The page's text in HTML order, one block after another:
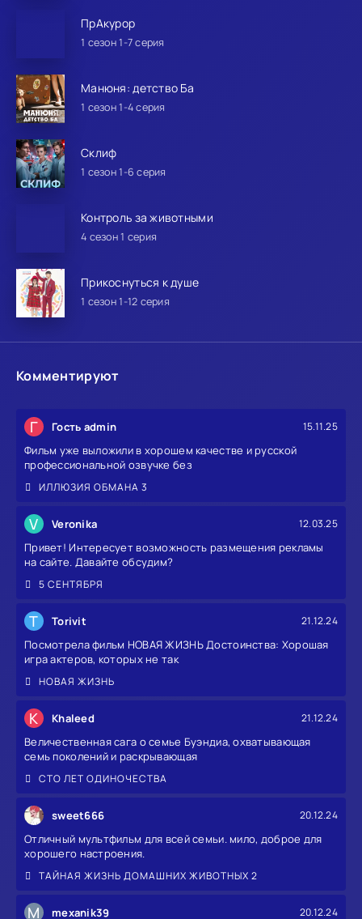
ПрАкурор
1 сезон 1-7 серия
Манюня: детство Ба
1 сезон 1-4 серия
Склиф
1 сезон 1-6 серия
Контроль за животными
4 сезон 1 серия
Прикоснуться к душе
1 сезон 1-12 серия
Комментируют
Г Гость admin 15.11.25
Фильм уже выложили в хорошем качестве и русской
профессиональной озвучке без
ИЛЛЮЗИЯ ОБМАНА 3
V Veronika 12.03.25
Привет! Интересует возможность размещения рекламы
на сайте. Давайте обсудим?
5 СЕНТЯБРЯ
T Torivit 21.12.24
Посмотрела фильм НОВАЯ ЖИЗНЬ Достоинства: Хорошая
игра актеров, которых не так
НОВАЯ ЖИЗНЬ
K Khaleed 21.12.24
Величественная сага о семье Буэндиа, охватывающая
семь поколений и раскрывающая
СТО ЛЕТ ОДИНОЧЕСТВА
sweet666 20.12.24
Отличный мультфильм для всей семьи. мило, доброе для
хорошего настроения.
ТАЙНАЯ ЖИЗНЬ ДОМАШНИХ ЖИВОТНЫХ 2
M mexanik39 20.12.24